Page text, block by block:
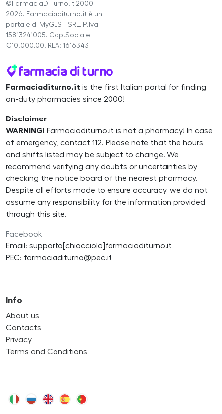
©FarmaciaDiTurno.it 2000 -
2026. Farmaciaditurno.it è un
portale di MyGEST SRL, P.Iva
15813241005. Cap.Sociale
€10.000,00. REA: 1616343
Farmaciaditurno.it is the first Italian portal for finding
on-duty pharmacies since 2000!
Disclaimer
WARNING! Farmaciaditurno.it is not a pharmacy! In case
of emergency, contact 112. Please note that the hours
and shifts listed may be subject to change. We
recommend verifying any doubts or uncertainties by
checking the notice board of the nearest pharmacy.
Despite all efforts made to ensure accuracy, we do not
assume any responsibility for the information provided
through this site.
Facebook
Email: supporto[chiocciola]farmaciaditurno.it
PEC: farmaciaditurno@pec.it
Info
About us
Contacts
Privacy
Terms and Conditions